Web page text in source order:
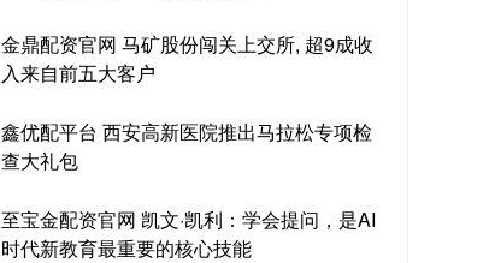
金鼎配资官网 马矿股份闯关上交所, 超9成收
入来自前五大客户
鑫优配平台 西安高新医院推出马拉松专项检
查大礼包
至宝金配资官网 凯文·凯利：学会提问，是AI
时代新教育最重要的核心技能